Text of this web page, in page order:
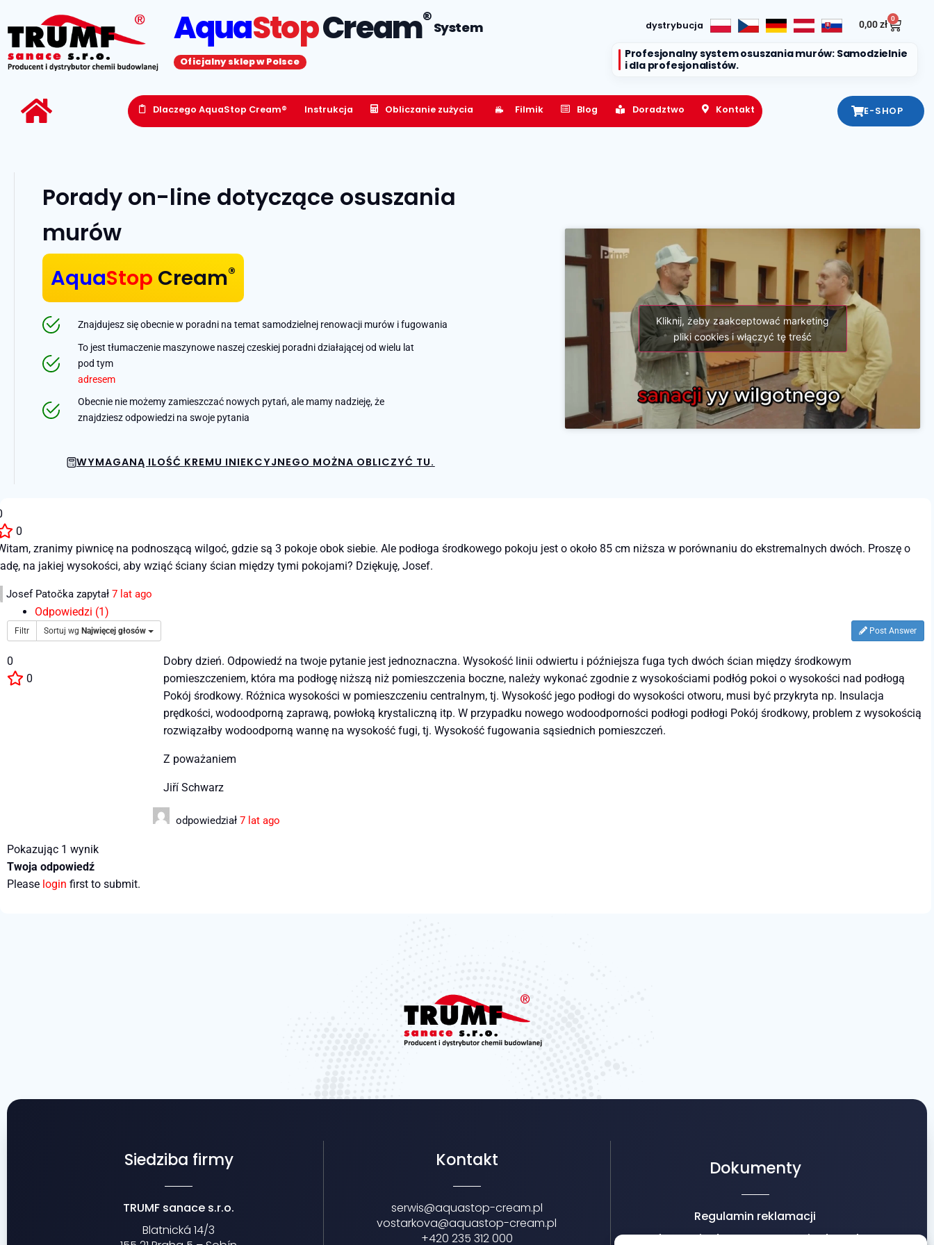
AquaStopCream®System
Oficjalny sklep w Polsce
dystrybucja 0,00zł
0
Profesjonalny system osuszania murów: Samodzielnie
i dla profesjonalistów.
Dlaczego AquaStop Cream® Instrukcja Obliczanie zużycia Filmik Blog Doradztwo Kontakt E-SHOP
Porady on-line dotyczące osuszania
murów
AquaStop Cream®
Znajdujesz się obecnie w poradni na temat samodzielnej renowacji murów i fugowania
To jest tłumaczenie maszynowe naszej czeskiej poradni działającej od wielu lat
pod tym
adresem
Obecnie nie możemy zamieszczać nowych pytań, ale mamy nadzieję, że
znajdziesz odpowiedzi na swoje pytania
WYMAGANĄ ILOŚĆ KREMU INIEKCYJNEGO MOŻNA OBLICZYĆ TU.
Kliknij, żeby zaakceptować marketing
pliki cookies i włączyć tę treść
0
zranimy piwnicę na podnoszącą wilgoć, gdzie są 3 pokoje obok siebie. Ale podłoga środkowego pokoju jest o około 85 cm niższa w porównaniu do ekstremalnych dwóch. Proszę o
na jakiej wysokości, aby wziąć ściany ścian między tymi pokojami? Dziękuję, Josef.
Josef Patočka zapytał 7 lat ago
Odpowiedzi (1)
Filtr Sortuj wg Najwięcej głosów Post Answer
0
0
Dobry dzień. Odpowiedź na twoje pytanie jest jednoznaczna. Wysokość linii odwiertu i późniejsza fuga tych dwóch ścian między środkowym
pomieszczeniem, która ma podłogę niższą niż pomieszczenia boczne, należy wykonać zgodnie z wysokościami podłóg pokoi o wysokości nad podłogą
Pokój środkowy. Różnica wysokości w pomieszczeniu centralnym, tj. Wysokość jego podłogi do wysokości otworu, musi być przykryta np. Insulacja
prędkości, wodoodporną zaprawą, powłoką krystaliczną itp. W przypadku nowego wodoodporności podłogi podłogi Pokój środkowy, problem z wysokością
rozwiązałby wodoodporną wannę na wysokość fugi, tj. Wysokość fugowania sąsiednich pomieszczeń.
Z poważaniem
Jiří Schwarz
odpowiedział 7 lat ago
Pokazując 1 wynik
Twoja odpowiedź
Please login first to submit.
Siedziba firmy
TRUMF sanace s.r.o.
Blatnická 14/3
Kontakt
serwis@aquastop-cream.pl
vostarkova@aquastop-cream.pl
+420 235 312 000
Dokumenty
Regulamin reklamacji
Informacje dot. przetwarzania danych